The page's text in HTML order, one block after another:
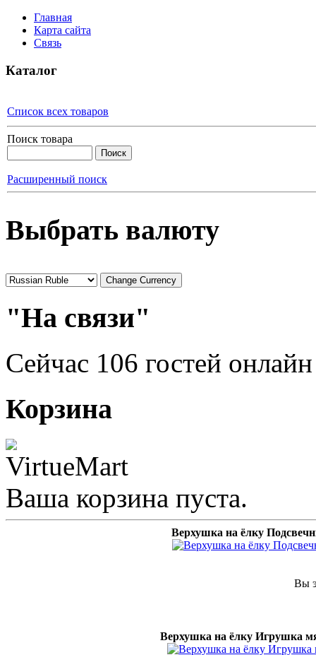
Главная
Карта сайта
Связь
Каталог
Список всех товаров
Поиск товара
Расширенный поиск
Выбрать валюту
"На связи"
Сейчас 106 гостей онлайн
Корзина
Ваша корзина пуста.
Верхушка на ёлку
Вы
Верхушка на ёлку Игрушка